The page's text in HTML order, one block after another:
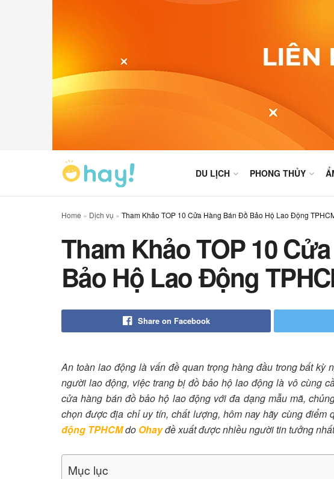
DU LỊCH PHONG THỦY
Home » Dịch vụ » Tham Khảo TOP 10 Cửa Hàng Bán Đồ Bảo Hộ Lao Động
Tham Khảo TOP 10
Bảo Hộ Lao Động
Share on Facebook
An toàn lao động là vấn đề quan trọng hàng đầu trong bất kỳ
người lao động, việc trang bị đồ bảo hộ lao động là vô cùng
cửa hàng bán đồ bảo hộ lao động với đa dạng mẫu mã,
chọn được địa chỉ uy tín, chất lượng, hôm nay hãy cùng điểm
động TPHCMdo Ohayđề xuất được nhiều người tin tưởng
Mục lục